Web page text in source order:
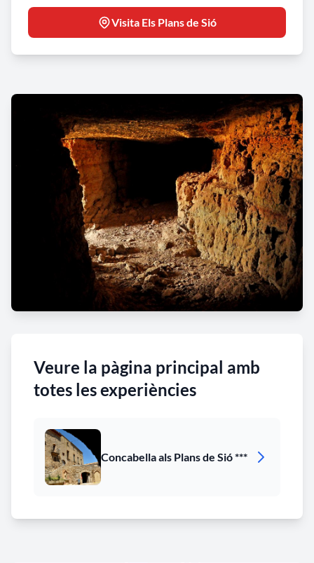
Visita Els Plans de Sió
Veure la pàgina principal amb
totes les experiències
Concabella als Plans de Sió ***